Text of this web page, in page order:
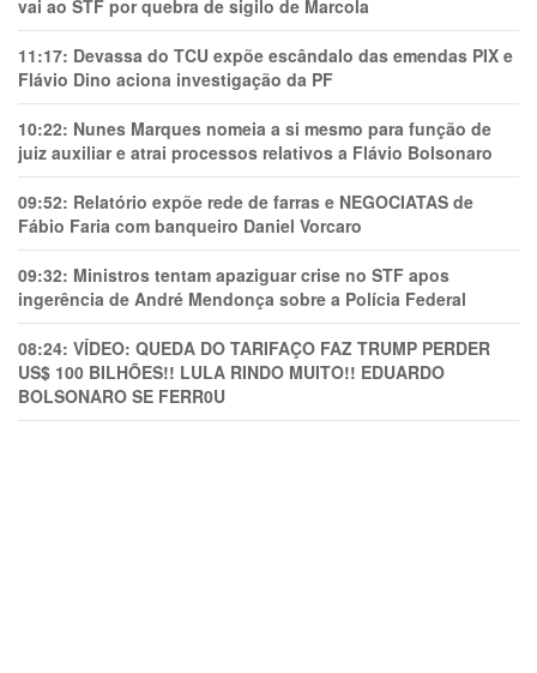
vai ao STF por quebra de sigilo de Marcola
11:17: Devassa do TCU expõe escândalo das emendas PIX e
Flávio Dino aciona investigação da PF
10:22: Nunes Marques nomeia a si mesmo para função de
juiz auxiliar e atrai processos relativos a Flávio Bolsonaro
09:52: Relatório expõe rede de farras e NEGOCIATAS de
Fábio Faria com banqueiro Daniel Vorcaro
09:32: Ministros tentam apaziguar crise no STF apos
ingerência de André Mendonça sobre a Polícia Federal
08:24: VÍDEO: QUEDA DO TARIFAÇO FAZ TRUMP PERDER
US$ 100 BILHÕES!! LULA RINDO MUITO!! EDUARDO
BOLSONARO SE FERR0U